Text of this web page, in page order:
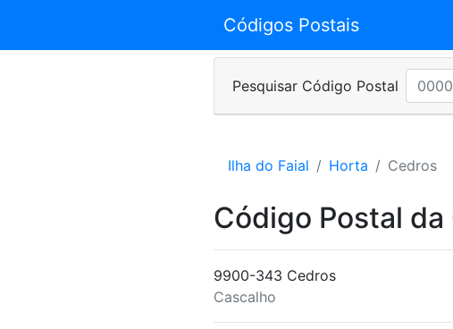
Códigos Postais
Pesquisar Código Postal
Ilha do Faial Horta Cedros
Código Postal
9900-343 Cedros
Cascalho